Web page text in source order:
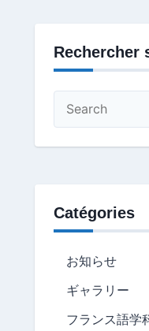
Rechercher
Catégories
お知らせ
ギャラリー
フランス語学